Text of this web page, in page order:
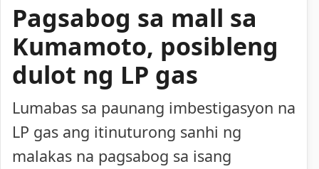
Pagsabog sa mall sa
Kumamoto, posibleng
dulot ng LP gas
Lumabas sa paunang imbestigasyon na
LP gas ang itinuturong sanhi ng
malakas na pagsabog sa isang